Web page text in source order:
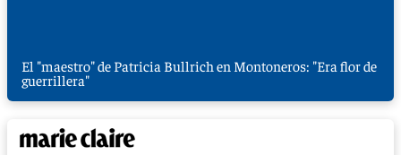
El "maestro" de Patricia Bullrich en Montoneros: "Era flor de
guerrillera"